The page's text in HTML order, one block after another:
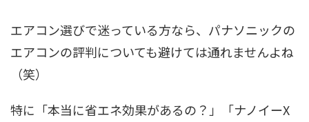
エアコン選びで迷っている方なら、パナソニックの
エアコンの評判についても避けては通れませんよね
（笑）
特に「本当に省エネ効果があるの？」「ナノイーX